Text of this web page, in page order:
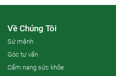
Về Chúng Tôi
Sứ mệnh
Góc tư vấn
Cẩm nang sức khỏe